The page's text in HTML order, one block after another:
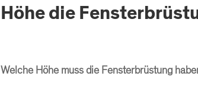
Höhe die
Welche Höhe muss die Fensterbrüstung